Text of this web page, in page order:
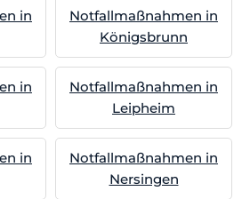
in
Notfallmaßnahmen in
Königsbrunn
in
Notfallmaßnahmen in
Leipheim
in
Notfallmaßnahmen in
Nersingen